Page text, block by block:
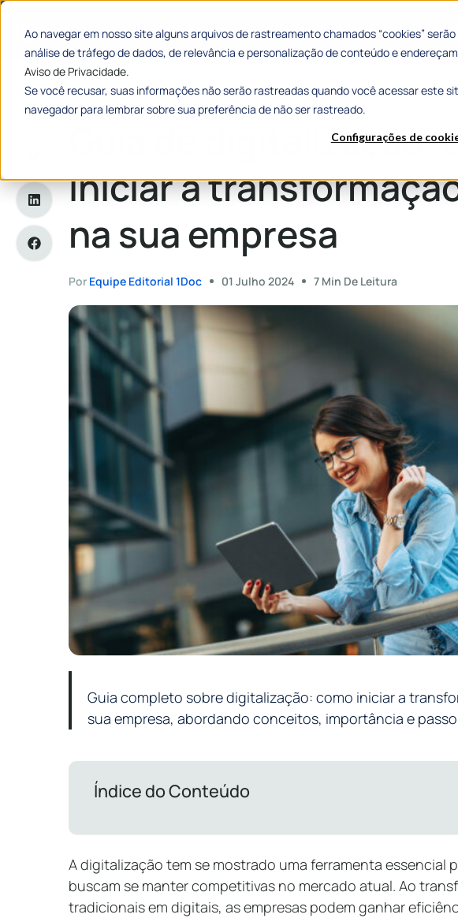
Ao navegar em nosso site alguns arquivos de rastreamento chamados “cookies”
análise de tráfego de dados, de relevância e personalização de conteúdo e
Aviso de Privacidade.
Se você recusar, suas informações não serão rastreadas quando você acessar este
navegador para lembrar sobre sua preferência de não ser rastreado.
Configurações de
Categorias Histórias de Sucesso
Home»Guia de digitalização: como iniciar a transformação digital na sua empresa
Guia de digitalização:
iniciar a
na sua empresa
Por Equipe Editorial 1Doc 01 Julho 2024 7 Min De Leitura
Guia completo sobre digitalização: como iniciar a
sua empresa, abordando conceitos, importância e
Índice do Conteúdo
A digitalização tem se mostrado uma ferramenta essencial
buscam se manter competitivas no mercado atual. Ao
tradicionais em digitais, as empresas podem ganhar